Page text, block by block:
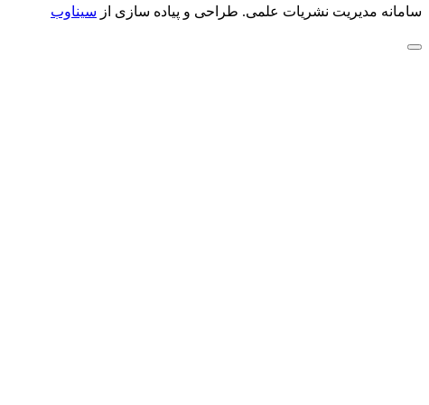
سامانه مدیریت نشریات علمی. طراحی و پیاده سازی از سیناوب